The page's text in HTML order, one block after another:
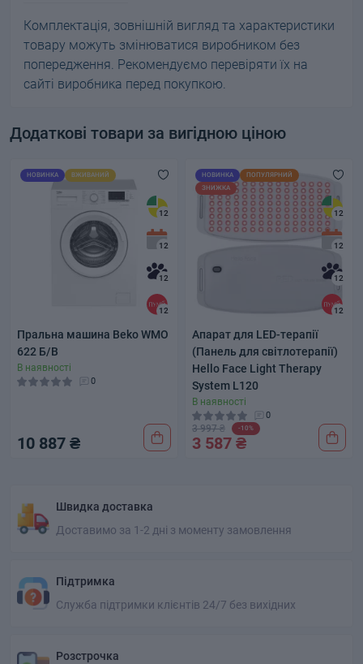
Комплектація, зовнішній вигляд та характеристики
товару можуть змінюватися виробником без
попередження. Рекомендуємо перевіряти їх на
сайті виробника перед покупкою.
Додаткові товари за вигідною ціною
НОВИНКА ВЖИВАНИЙ
12
12
12
12
Пральна машина Beko WMO
622 Б/В
В наявності
0
10 887 ₴
НОВИНКА
ПОПУЛЯРНИЙ
ЗНИЖКА
12
12
12
12
Апарат для LED-терапії
(Панель для світлотерапії)
Hello Face Light Therapy
System L120
В наявності
0
3 997 ₴ -10%
3 587 ₴
Швидка доставка
Доставимо за 1-2 дні з моменту замовлення
Підтримка
Служба підтримки клієнтів 24/7 без вихідних
Розстрочка